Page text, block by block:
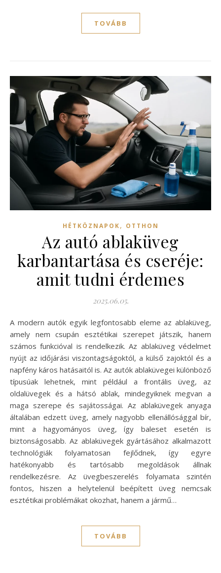
TOVÁBB
HÉTKÖZNAPOK, OTTHON
Az autó ablaküveg
karbantartása és cseréje:
amit tudni érdemes
2025.06.05.
A modern autók egyik legfontosabb eleme az ablaküveg,
amely nem csupán esztétikai szerepet játszik, hanem
számos funkcióval is rendelkezik. Az ablaküveg védelmet
nyújt az időjárási viszontagságoktól, a külső zajoktól és a
napfény káros hatásaitól is. Az autók ablaküvegei különböző
típusúak lehetnek, mint például a frontális üveg, az
oldalüvegek és a hátsó ablak, mindegyiknek megvan a
maga szerepe és sajátosságai. Az ablaküvegek anyaga
általában edzett üveg, amely nagyobb ellenállósággal bír,
mint a hagyományos üveg, így baleset esetén is
biztonságosabb. Az ablaküvegek gyártásához alkalmazott
technológiák folyamatosan fejlődnek, így egyre
hatékonyabb és tartósabb megoldások állnak
rendelkezésre. Az üvegbeszerelés folyamata szintén
fontos, hiszen a helytelenül beépített üveg nemcsak
esztétikai problémákat okozhat, hanem a jármű…
TOVÁBB